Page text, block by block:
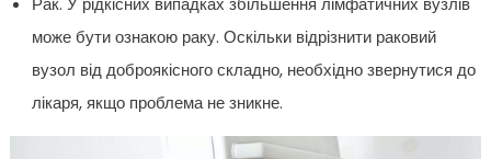
може бути ознакою раку. Оскільки відрізнити раковий
вузол від доброякісного складно, необхідно звернутися до
лікаря, якщо проблема не зникне.